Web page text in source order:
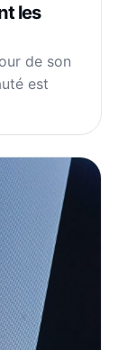
les
de son
est